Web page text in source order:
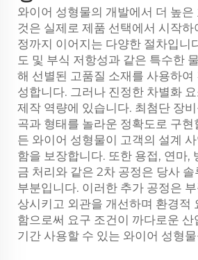
와이어 성형물의 개발에서 더 높은
것은 실제로 제품 선택에서 시작하
정까지 이어지는 다양한 절차입니
도 및 부식 저항성과 같은 특수한
해 선별된 고품질 소재를 사용하여
성합니다. 그러나 진정한 차별화
제작 역량에 있습니다. 최첨단 장
곡과 형태를 놀라운 정확도로 구현
든 와이어 성형물이 고객의 설계
함을 보장합니다. 또한 용접, 연마,
금 처리와 같은 2차 공정은 당사
부분입니다. 이러한 추가 공정은
상시키고 외관을 개선하며 환경적
함으로써 요구 조건이 까다로운 산
기간 사용할 수 있는 와이어 성형